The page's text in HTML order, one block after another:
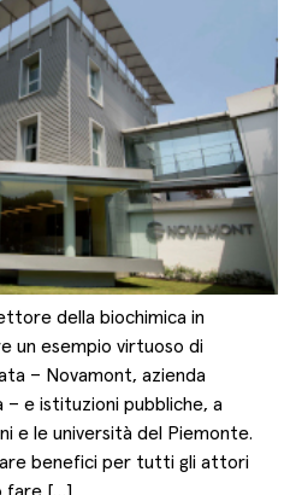
della biochimica in
un esempio virtuoso di
– Novamont, azienda
– e istituzioni pubbliche, a
e le università del Piemonte.
benefici per tutti gli attori